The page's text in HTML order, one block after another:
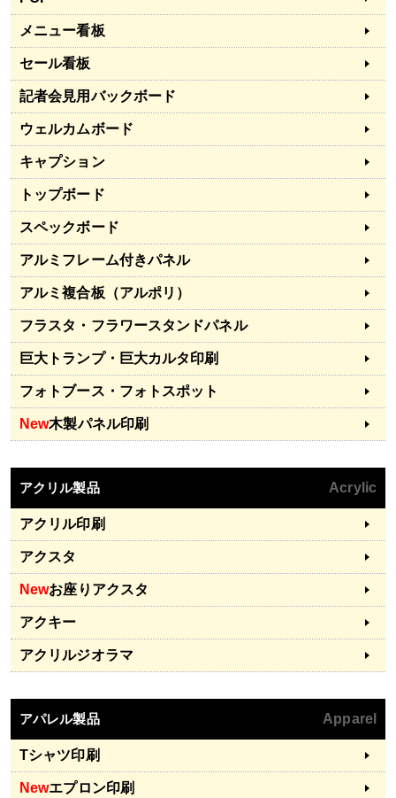
メニュー看板
セール看板
記者会見用バックボード
ウェルカムボード
キャプション
トップボード
スペックボード
アルミフレーム付きパネル
アルミ複合板（アルポリ）
フラスタ・フラワースタンドパネル
巨大トランプ・巨大カルタ印刷
フォトブース・フォトスポット
New木製パネル印刷
アクリル製品 Acrylic
アクリル印刷
アクスタ
Newお座りアクスタ
アクキー
アクリルジオラマ
アパレル製品 Apparel
Tシャツ印刷
Newエプロン印刷